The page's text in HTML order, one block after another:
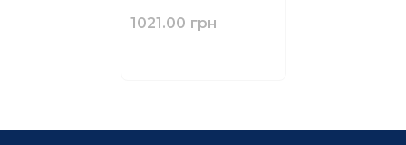
1021.00 грн